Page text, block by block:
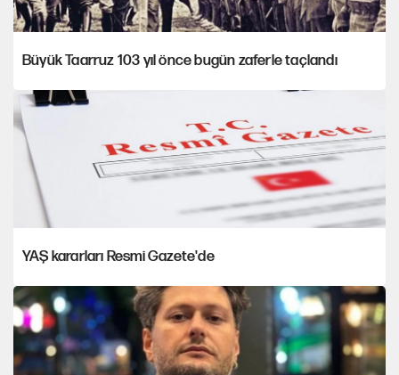
Büyük Taarruz 103 yıl önce bugün zaferle taçlandı
YAŞ kararları Resmi Gazete'de